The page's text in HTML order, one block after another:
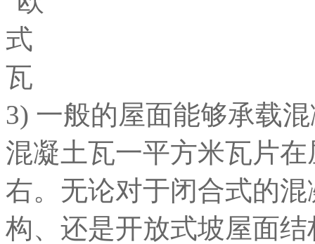
3) 一般的屋面能够承载
混凝土瓦一平方米瓦片
右。无论对于闭合式的
构、还是开放式坡屋面